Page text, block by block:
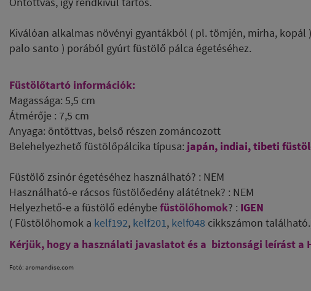
Kiválóan alkalmas növényi gyantákból ( pl. tömjén, mirha,
palo santo ) porából gyúrt füstölő pálca égetéséhez.
Füstölőtartó információk:
Magassága: 5,5 cm
Átmérője : 7,5 cm
Anyaga: öntöttvas, belső részen zománcozott
Belehelyezhető füstölőpálcika típusa: japán, indiai, tibeti
Füstölő zsinór égetéséhez használható? : NEM
Használható-e rácsos füstölőedény alátétnek? : NEM
Helyezhető-e a füstölő edénybe füstölőhomok? : IGEN
( Füstölőhomok a kelf192, kelf201, kelf048 cikkszámon
Kérjük, hogy a használati javaslatot és a biztonsági leírást a
Fotó: aromandise.com